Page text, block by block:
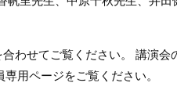
わせてご覧ください。 講演会
用ページをご覧ください。